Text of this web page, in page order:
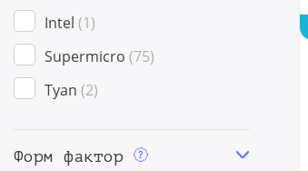
Intel 1
Supermicro 75
Tyan 2
Форм фактор